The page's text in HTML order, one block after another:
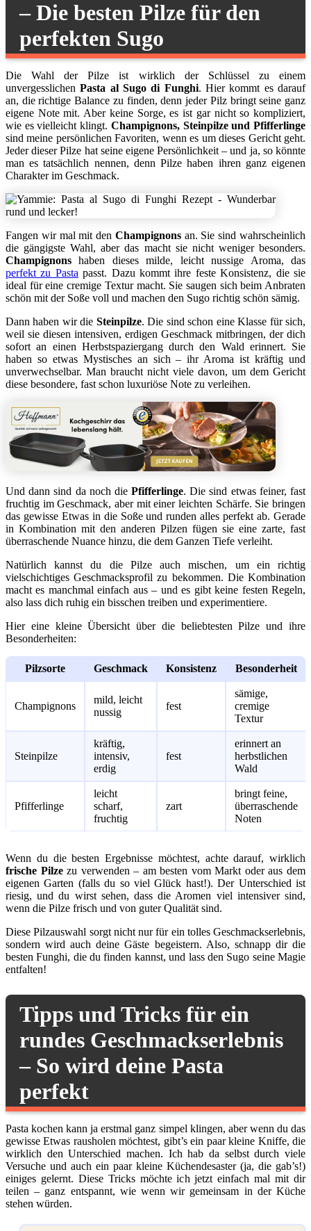
– Die besten Pilze für den
perfekten Sugo
Die Wahl der Pilze ist wirklich der Schlüssel zu einem
unvergesslichenPasta al Sugo di Funghi. Hier kommt es darauf
an, die richtige Balance zu finden, denn jeder Pilz bringt seine ganz
eigene Note mit. Aber keine Sorge, es ist gar nicht so kompliziert,
wie es vielleicht klingt. Champignons, Steinpilze und Pfifferlinge
sind meine persönlichen Favoriten, wenn es um dieses Gericht geht.
Jeder dieser Pilze hat seine eigene Persönlichkeit – und ja, so könnte
man es tatsächlich nennen, denn Pilze haben ihren ganz eigenen
Charakter im Geschmack.
Fangen wir mal mit den Champignonsan. Sie sind wahrscheinlich
die gängigste Wahl, aber das macht sie nicht weniger besonders.
Champignons haben dieses milde, leicht nussige Aroma, das
perfekt zu Pasta passt. Dazu kommt ihre feste Konsistenz, die sie
ideal für eine cremige Textur macht. Sie saugen sich beim Anbraten
schön mit der Soße voll und machen den Sugo richtig schön sämig.
Dann haben wir die Steinpilze. Die sind schon eine Klasse für sich,
weil sie diesen intensiven, erdigen Geschmack mitbringen, der dich
sofort an einen Herbstspaziergang durch den Wald erinnert. Sie
haben so etwas Mystisches an sich – ihr Aroma ist kräftig und
unverwechselbar. Man braucht nicht viele davon, um dem Gericht
diese besondere, fast schon luxuriöse Note zu verleihen.
Und dann sind da noch diePfifferlinge. Die sind etwas feiner, fast
fruchtig im Geschmack, aber mit einer leichten Schärfe. Sie bringen
das gewisse Etwas in die Soße und runden alles perfekt ab. Gerade
in Kombination mit den anderen Pilzen fügen sie eine zarte, fast
überraschende Nuance hinzu, die dem Ganzen Tiefe verleiht.
Natürlich kannst du die Pilze auch mischen, um ein richtig
vielschichtiges Geschmacksprofil zu bekommen. Die Kombination
macht es manchmal einfach aus – und es gibt keine festen Regeln,
also lass dich ruhig ein bisschen treiben und experimentiere.
Hier eine kleine Übersicht über die beliebtesten Pilze und ihre
Besonderheiten:
Pilzsorte Geschmack Konsistenz Besonderheit
Champignons
mild, leicht
nussig
fest
sämige,
cremige
Textur
Steinpilze
kräftig,
intensiv,
erdig
fest
erinnert an
herbstlichen
Wald
Pfifferlinge
leicht
scharf,
fruchtig
zart
bringt feine,
überraschende
Noten
Wenn du die besten Ergebnisse möchtest, achte darauf, wirklich
frische Pilzezu verwenden – am besten vom Markt oder aus dem
eigenen Garten (falls du so viel Glück hast!). Der Unterschied ist
riesig, und du wirst sehen, dass die Aromen viel intensiver sind,
wenn die Pilze frisch und von guter Qualität sind.
Diese Pilzauswahl sorgt nicht nur für ein tolles Geschmackserlebnis,
sondern wird auch deine Gäste begeistern. Also, schnapp dir die
besten Funghi, die du finden kannst, und lass den Sugo seine Magie
entfalten!
Tipps und Tricks für ein
rundes Geschmackserlebnis
– So wird deine Pasta
perfekt
Pasta kochen kann ja erstmal ganz simpel klingen, aber wenn du das
gewisse Etwas rausholen möchtest, gibt’s ein paar kleine Kniffe, die
wirklich den Unterschied machen. Ich hab da selbst durch viele
Versuche und auch ein paar kleine Küchendesaster (ja, die gab’s!)
einiges gelernt. Diese Tricks möchte ich jetzt einfach mal mit dir
teilen – ganz entspannt, wie wenn wir gemeinsam in der Küche
stehen würden.